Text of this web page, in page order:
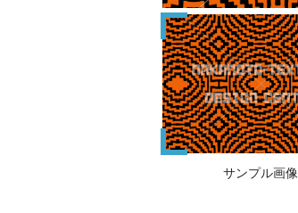
サンプル画像